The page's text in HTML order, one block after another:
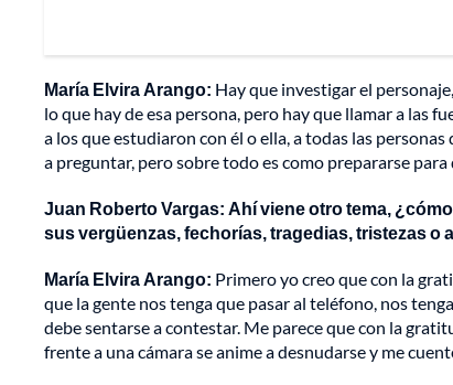
María Elvira Arango: Hay que investigar el
lo que hay de esa persona, pero hay que llamar a las
a los que estudiaron con él o ella, a todas las
a preguntar, pero sobre todo es como prepararse
Juan Roberto Vargas: Ahí viene otro tema,
sus vergüenzas, fechorías, tragedias, tristezas o
María Elvira Arango: Primero yo creo que con la
que la gente nos tenga que pasar al teléfono, nos
debe sentarse a contestar. Me parece que con la
frente a una cámara se anime a desnudarse y me